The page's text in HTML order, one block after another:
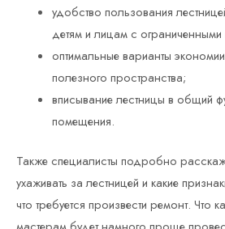
удобство пользования
детям и лицам с
оптимальные варианты
полезного пространства;
вписывание лестницы в общий
помещения.
Также специалисты подробно
ухаживать за лестницей и какие
что требуется произвести ремонт. Что